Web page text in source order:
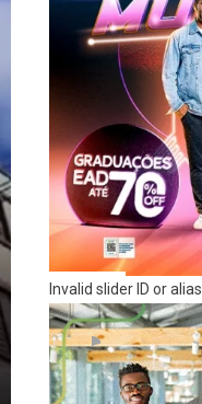
Invalid slider ID or alias.